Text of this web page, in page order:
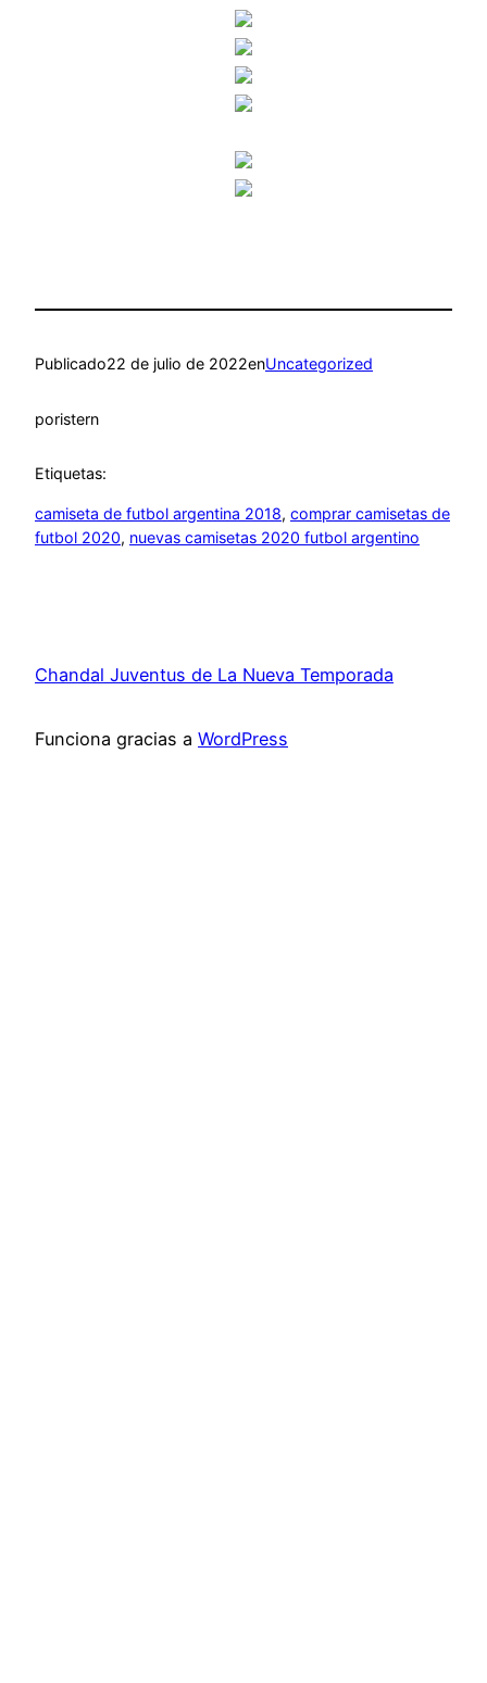
Publicado22 de julio de 2022enUncategorized
poristern
Etiquetas:
camiseta de futbol argentina 2018, comprar camisetas de
futbol 2020, nuevas camisetas 2020 futbol argentino
Chandal Juventus de La Nueva Temporada
Funciona gracias a WordPress